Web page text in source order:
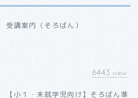
受講案内（そろばん）
6443 view
【小１・未就学児向け】そろばん準